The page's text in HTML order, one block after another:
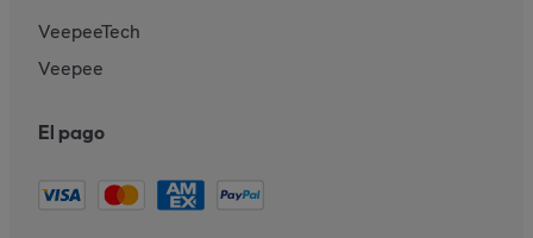
VeepeeTech
Veepee
El pago